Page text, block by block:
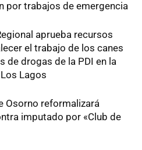
por trabajos de emergencia
aprueba recursos
el trabajo de los canes
de drogas de la PDI en la
Lagos
Osorno reformalizará
imputado por «Club de